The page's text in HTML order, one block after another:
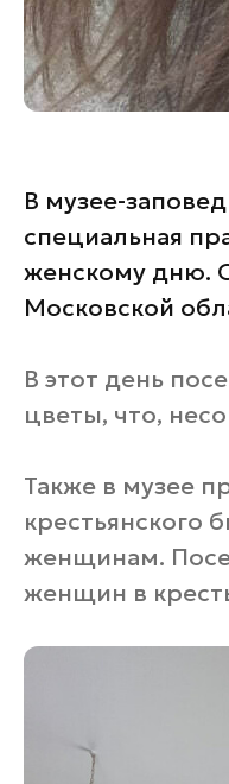
В музее-
специальная
женскому дню.
Московской
В этот день
цветы, что,
Также в музее
крестьянского
женщинам.
женщин в